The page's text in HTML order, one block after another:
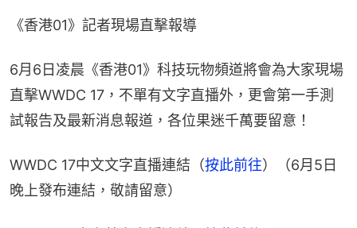
《香港01》記者現場直擊報導
6月6日凌晨《香港01》科技玩物頻道將會為大家現場
直擊WWDC 17，不單有文字直播外，更會第一手測
試報告及最新消息報道，各位果迷千萬要留意！
WWDC 17中文文字直播連結（按此前往）（6月5日
晚上發布連結，敬請留意）